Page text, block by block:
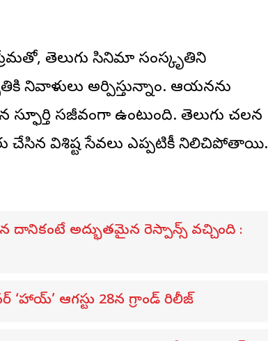
తెలుగు సినిమా సంస్కృతిని
నివాళులు అర్పిస్తున్నాం. ఆయనను
సజీవంగా ఉంటుంది. తెలుగు చలన
చేసిన విశిష్ట సేవలు ఎప్పటికీ నిలిచిపోతాయి.
దానికంటే అద్భుతమైన రెస్పాన్స్ వచ్చింది :
ఆగస్టు 28న గ్రాండ్ రిలీజ్